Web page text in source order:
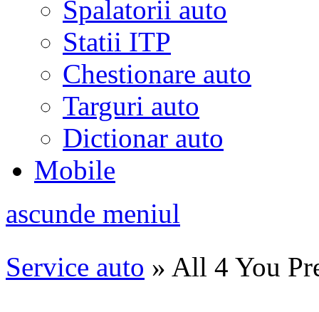
Spalatorii auto
Statii ITP
Chestionare auto
Targuri auto
Dictionar auto
Mobile
ascunde meniul
Service auto » All 4 You